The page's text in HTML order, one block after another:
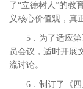
了“立德树人”的教
义核心价值观，真
5．为了适应
员会议，适时开展
流讨论。
6．制订了《